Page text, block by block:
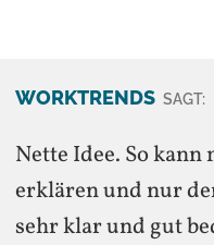
WORKTRENDS SAGT:
Nette Idee. So
erklären und nur
sehr klar und gut